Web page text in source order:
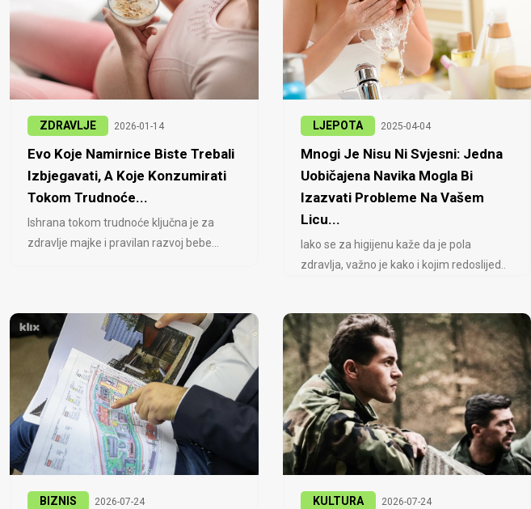
ZDRAVLJE 2026-01-14
Evo Koje Namirnice Biste Trebali
Izbjegavati, A Koje Konzumirati
Tokom Trudnoće...
Ishrana tokom trudnoće ključna je za
zdravlje majke i pravilan razvoj bebe...
LJEPOTA 2025-04-04
Mnogi Je Nisu Ni Svjesni: Jedna
Uobičajena Navika Mogla Bi
Izazvati Probleme Na Vašem
Licu...
Iako se za higijenu kaže da je pola
zdravlja, važno je kako i kojim redoslijed..
BIZNIS 2026-07-24 KULTURA 2026-07-24